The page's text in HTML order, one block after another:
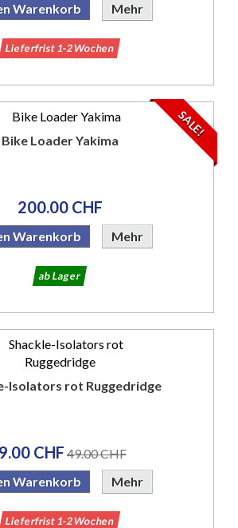
Warenkorb Mehr
Lieferfrist 1-2 Wochen
SALE!
Bike Loader Yakima
200.00 CHF
Warenkorb Mehr
ab Lager
Isolators rot Ruggedridge
CHF 49.00 CHF
Warenkorb
Mehr
Lieferfrist 1-2 Wochen